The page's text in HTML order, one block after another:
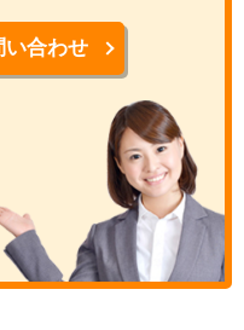
い合わせ